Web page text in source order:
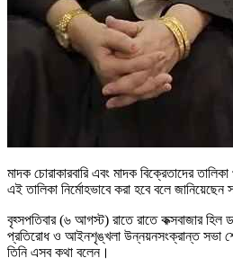
মাদক চোরাকারবারি এবং মাদক বিক্রেতাদের
এই তালিকা নির্মোহভাবে করা হবে বলে জানিয়েছেন
বৃহ্সপতিবার (৬ আগস্ট) রাতে রাতে কক্সবাজার হিল
প্রতিরোধ ও আইনশৃঙ্খলা উন্নয়নসংক্রান্ত সভা
তিনি এসব কথা বলেন।